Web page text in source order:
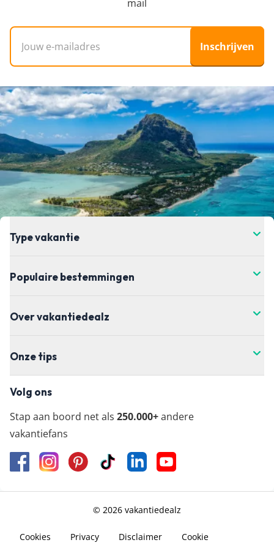
mail
Inschrijven
Type vakantie
Populaire bestemmingen
Over vakantiedealz
Onze tips
Volg ons
Stap aan boord net als 250.000+andere
vakantiefans
© 2026 vakantiedealz
Cookies Privacy Disclaimer Cookie